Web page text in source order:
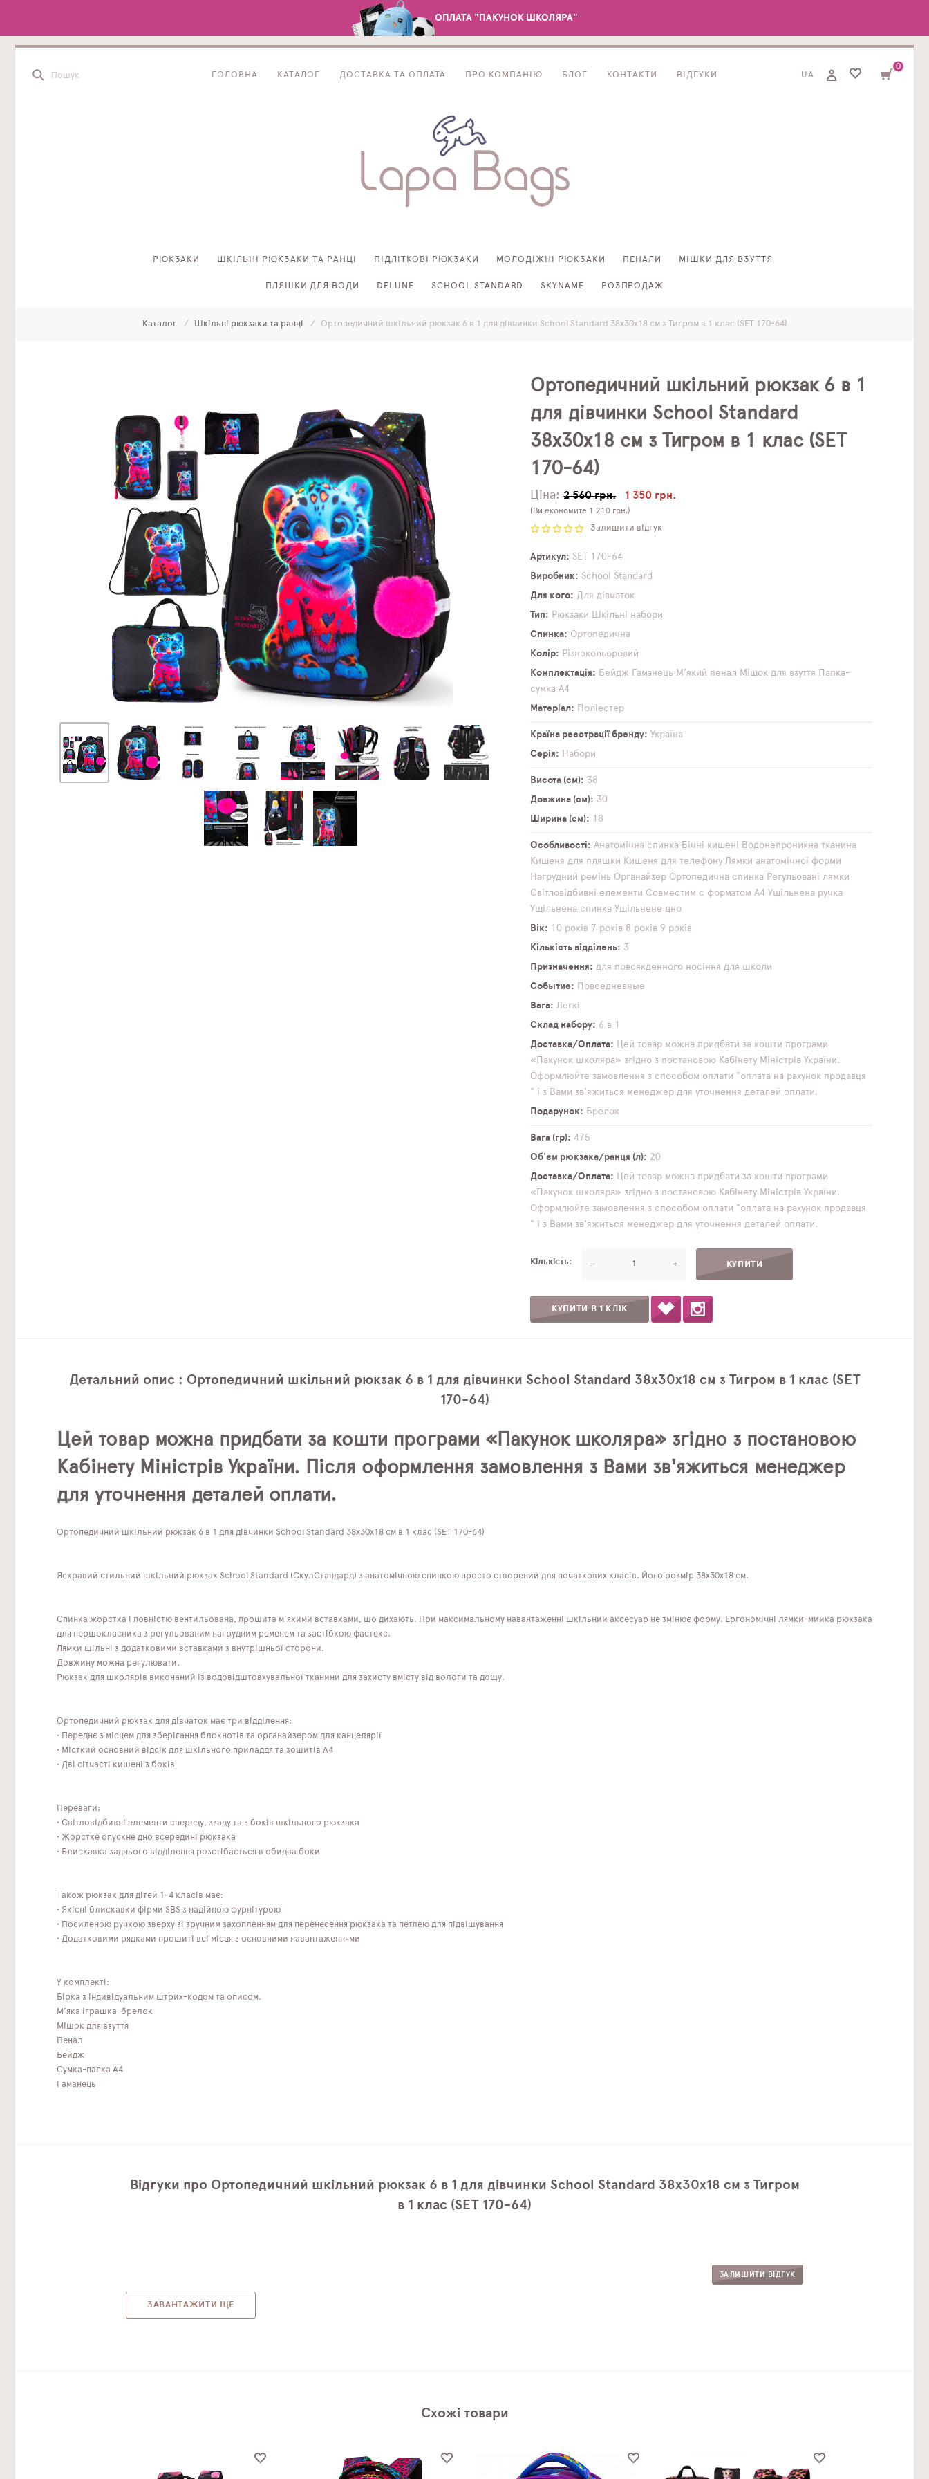
ОПЛАТА "ПАКУНОК ШКОЛЯРА"
ГОЛОВНА КАТАЛОГ ДОСТАВКА ТА ОПЛАТА ПРО КОМПАНІЮ БЛОГ КОНТАКТИ ВІДГУКИ UA
0
РЮКЗАКИ ШКІЛЬНІ РЮКЗАКИ ТА РАНЦІ ПІДЛІТКОВІ РЮКЗАКИ МОЛОДІЖНІ РЮКЗАКИ ПЕНАЛИ МІШКИ ДЛЯ ВЗУТТЯ
ПЛЯШКИ ДЛЯ ВОДИ DELUNE SCHOOL STANDARD SKYNAME РОЗПРОДАЖ
Каталог Шкільні рюкзаки та ранці Ортопедичний шкільний рюкзак 6 в 1 для дівчинки School Standard 38х30х18 см з Тигром в 1 клас (SET 170-64)
Ортопедичний шкільний рюкзак 6 в 1
для дівчинки School Standard
38х30х18 см з Тигром в 1 клас (SET
170-64)
Ціна: 2 560 грн. 1 350 грн.
(Ви економите 1 210 грн.)
Залишити відгук
Артикул
SET 170-64
Виробник
School Standard
Для кого
Для дівчаток
Тип
Рюкзаки Шкільні набори
Спинка
Ортопедична
Колір
Різнокольоровий
Комплектація
Бейдж Гаманець М'який пенал Мішок для взуття
Папка-
сумка А4
Матеріал
Поліестер
Країна реєстрації бренду
Україна
Серія
Набори
Висота (см)
38
Довжина (см)
30
Ширина (см)
18
Особливості Анатомічна спинка Бічні кишені Водонепроникна тканина
Кишеня для пляшки Кишеня для телефону Лямки анатомічної форми
Нагрудний ремінь Органайзер Ортопедична спинка Регульовані лямки
Світловідбивні елементи Совместим с форматом А4 Ущільнена ручка
Ущільнена спинка Ущільнене дно
Вік
10 років 7 років 8 років 9 років
Кількість відділень
3
Призначення
для повсякденного носіння для школи
Событие
Повседневные
Вага
Легкі
Склад набору
6 в 1
Доставка/Оплата
Цей товар можна придбати за кошти програми
«Пакунок школяра» згідно з постановою Кабінету Міністрів України.
Оформлюйте замовлення з способом оплати "оплата на рахунок продавця
" і з Вами зв'яжиться менеджер для уточнення деталей оплати.
Подарунок
Брелок
Вага (гр)
475
Об'єм рюкзака/ранця (л)
20
Доставка/Оплата
Цей товар можна придбати за кошти програми
«Пакунок школяра» згідно з постановою Кабінету Міністрів України.
Оформлюйте замовлення з способом оплати "оплата на рахунок продавця
" і з Вами зв'яжиться менеджер для уточнення деталей оплати.
Кількість — +
КУПИТИ В 1 КЛІК
Детальний опис : Ортопедичний шкільний рюкзак 6 в 1 для дівчинки School Standard 38х30х18 см з Тигром в 1 клас (SET
170-64)
Цей товар можна придбати за кошти програми «Пакунок школяра» згідно з постановою
Кабінету Міністрів України. Після оформлення замовлення з Вами зв'яжиться менеджер
для уточнення деталей оплати.
Ортопедичний шкільний рюкзак 6 в 1 для дівчинки School Standard 38х30х18 см в 1 клас (SET 170-64)
Яскравий стильний шкільний рюкзак School Standard (СкулСтандард) з анатомічною спинкою просто створений для початкових класів. Його розмір 38х30х18 см.
Спинка жорстка і повністю вентильована, прошита м'якими вставками, що дихають. При максимальному навантаженні шкільний аксесуар не змінює форму. Ергономічні лямки-мийка рюкзака
для першокласника з регульованим нагрудним ременем та застібкою фастекс.
Лямки щільні з додатковими вставками з внутрішньої сторони.
Довжину можна регулювати.
Рюкзак для школярів виконаний із водовідштовхувальної тканини для захисту вмісту від вологи та дощу.
Ортопедичний рюкзак для дівчаток має три відділення:
• Переднє з місцем для зберігання блокнотів та органайзером для канцелярії
• Місткий основний відсік для шкільного приладдя та зошитів А4
• Дві сітчасті кишені з боків
Переваги:
• Світловідбивні елементи спереду, ззаду та з боків шкільного рюкзака
• Жорстке опускне дно всередині рюкзака
• Блискавка заднього відділення розстібається в обидва боки
Також рюкзак для дітей 1-4 класів має:
• Якісні блискавки фірми SBS з надійною фурнітурою
• Посиленою ручкою зверху зі зручним захопленням для перенесення рюкзака та петлею для підвішування
• Додатковими рядками прошиті всі місця з основними навантаженнями
У комплекті:
Бірка з індивідуальним штрих-кодом та описом.
М'яка іграшка-брелок
Мішок для взуття
Пенал
Бейдж
Сумка-папка А4
Гаманець
Відгуки про Ортопедичний шкільний рюкзак 6 в 1 для дівчинки School Standard 38х30х18 см з Тигром
в 1 клас (SET 170-64)
ЗАЛИШИТИ ВІДГУК
ЗАВАНТАЖИТИ ЩЕ
Схожі товари